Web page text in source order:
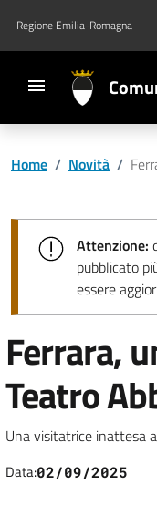
Vai al contenuto
Vai al footer
Regione Emilia-Romagna
Home / Novità /
Attenzione:
pubblicato
essere
Ferrara,
Teatro
Una visitatrice inattesa
Data:02/09/2025